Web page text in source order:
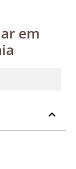
em